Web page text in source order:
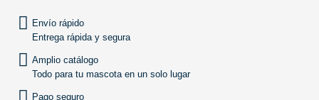
Envío rápido
Entrega rápida y segura
Amplio catálogo
Todo para tu mascota en un solo lugar
Pago seguro